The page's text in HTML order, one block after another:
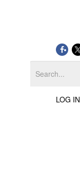
LOG IN